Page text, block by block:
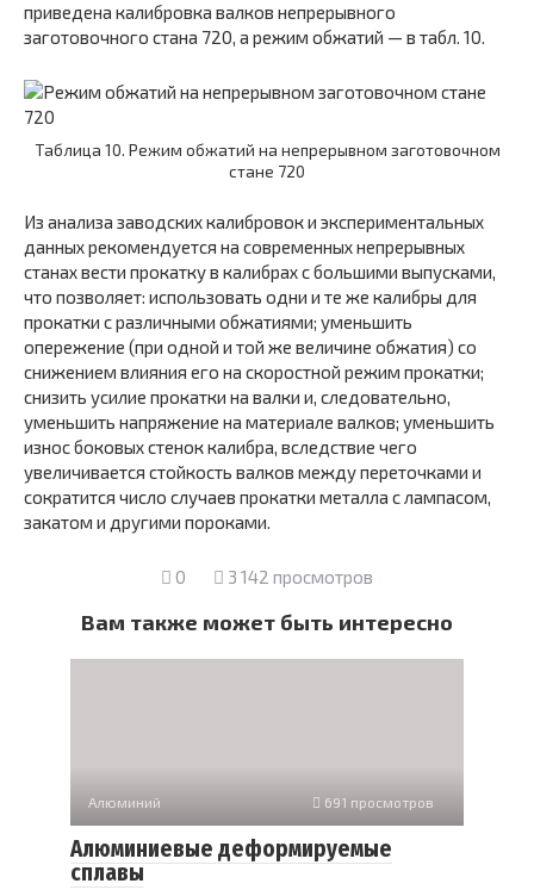
приведена калибровка валков непрерывного
заготовочного стана 720, а режим обжатий — в табл. 10.
Таблица 10. Режим обжатий на непрерывном заготовочном
стане 720
Из анализа заводских калибровок и экспериментальных
данных рекомендуется на современных непрерывных
станах вести прокатку в калибрах с большими выпусками,
что позволяет: использовать одни и те же калибры для
прокатки с различными обжатиями; уменьшить
опережение (при одной и той же величине обжатия) со
снижением влияния его на скоростной режим прокатки;
снизить усилие прокатки на валки и, следовательно,
уменьшить напряжение на материале валков; уменьшить
износ боковых стенок калибра, вследствие чего
увеличивается стойкость валков между переточками и
сократится число случаев прокатки металла с лампасом,
закатом и другими пороками.
0 3 142 просмотров
Вам также может быть интересно
Алюминий 691 просмотров
Алюминиевые деформируемые
сплавы